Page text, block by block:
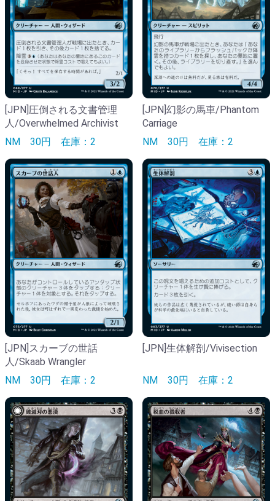
[JPN]圧倒される文書管理
人/Overwhelmed Archivist
NM 30円 在庫：2
[JPN]幻影の馬車/Phantom
Carriage
NM 30円 在庫：2
[JPN]スカーブの世話
人/Skaab Wrangler
NM 30円 在庫：2
[JPN]生体解剖/Vivisection
NM 30円 在庫：2